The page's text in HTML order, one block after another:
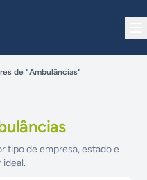
de "Ambulâncias"
tipo de empresa, estado e